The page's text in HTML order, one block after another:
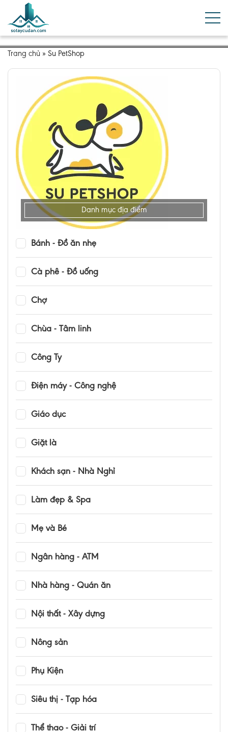
Trang chủ » Su PetShop
Danh mục địa điểm
Bánh - Đồ ăn nhẹ
Cà phê - Đồ uống
Chợ
Chùa - Tâm linh
Công Ty
Điện máy - Công nghệ
Giáo dục
Giặt là
Khách sạn - Nhà Nghỉ
Làm đẹp & Spa
Mẹ và Bé
Ngân hàng - ATM
Nhà hàng - Quán ăn
Nội thất - Xây dựng
Nông sản
Phụ Kiện
Siêu thị - Tạp hóa
Thể thao - Giải trí